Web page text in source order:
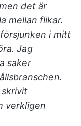
det är
mellan flikar.
i mitt
Jag
saker
verkligen